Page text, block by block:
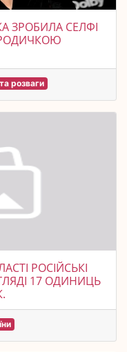
ЗРОБИЛА СЕЛФІ
розваги
РОСІЙСЬКІ
17 ОДИНИЦЬ